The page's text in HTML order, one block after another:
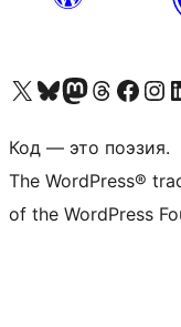
Посетите нас в X (ранее Twitter)
Посетите нашу учётную запись в Bluesky
Посетите нашу ленту в
Посетите нашу учётную запись в
Посетите нашу
Код — это поэзия.
The WordPress®
of the WordPress